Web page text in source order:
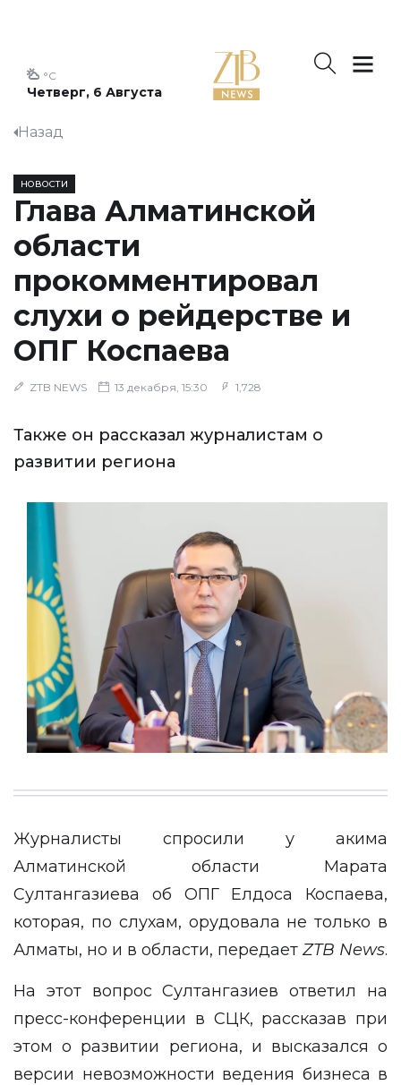
Четверг, 6 Августа
°C
Назад
НОВОСТИ
Глава Алматинской
области
прокомментировал
слухи о рейдерстве и
ОПГ Коспаева
ZTB NEWS 13 декабря, 15:30 1,728
Также он рассказал журналистам о
развитии региона
Журналисты спросили у акима
Алматинской области Марата
Султангазиева об ОПГ Елдоса Коспаева,
которая, по слухам, орудовала не только в
Алматы, но и в области, передает ZTB News.
На этот вопрос Султангазиев ответил на
пресс-конференции в СЦК, рассказав при
этом о развитии региона, и высказался о
версии невозможности ведения бизнеса в